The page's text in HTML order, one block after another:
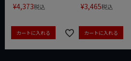
¥4,373税込
カートに入れる
¥3,465税込
カートに入れる